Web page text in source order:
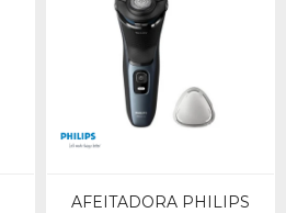
AFEITADORA PHILIPS